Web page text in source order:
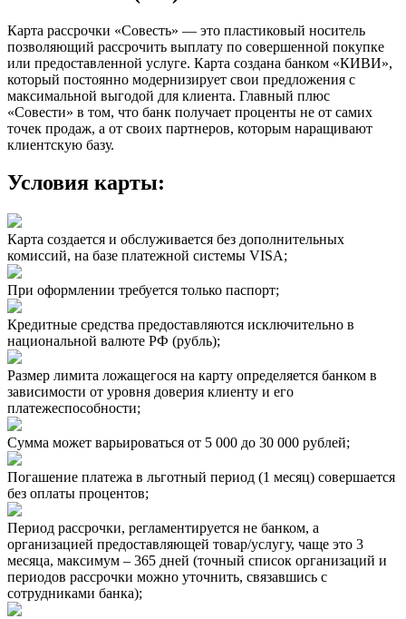
Карта рассрочки «Совесть» — это пластиковый носитель
позволяющий рассрочить выплату по совершенной покупке
или предоставленной услуге. Карта создана банком «КИВИ»,
который постоянно модернизирует свои предложения с
максимальной выгодой для клиента. Главный плюс
«Совести» в том, что банк получает проценты не от самих
точек продаж, а от своих партнеров, которым наращивают
клиентскую базу.
Условия карты:
Карта создается и обслуживается без дополнительных
комиссий, на базе платежной системы VISA;
При оформлении требуется только паспорт;
Кредитные средства предоставляются исключительно в
национальной валюте РФ (рубль);
Размер лимита ложащегося на карту определяется банком в
зависимости от уровня доверия клиенту и его
платежеспособности;
Сумма может варьироваться от 5 000 до 30 000 рублей;
Погашение платежа в льготный период (1 месяц) совершается
без оплаты процентов;
Период рассрочки, регламентируется не банком, а
организацией предоставляющей товар/услугу, чаще это 3
месяца, максимум – 365 дней (точный список организаций и
периодов рассрочки можно уточнить, связавшись с
сотрудниками банка);